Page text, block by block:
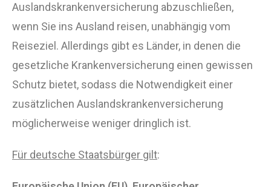
Auslandskrankenversicherung abzuschließen,
wenn Sie ins Ausland reisen, unabhängig vom
Reiseziel. Allerdings gibt es Länder, in denen die
gesetzliche Krankenversicherung einen gewissen
Schutz bietet, sodass die Notwendigkeit einer
zusätzlichen Auslandskrankenversicherung
möglicherweise weniger dringlich ist.
Für deutsche Staatsbürger gilt: